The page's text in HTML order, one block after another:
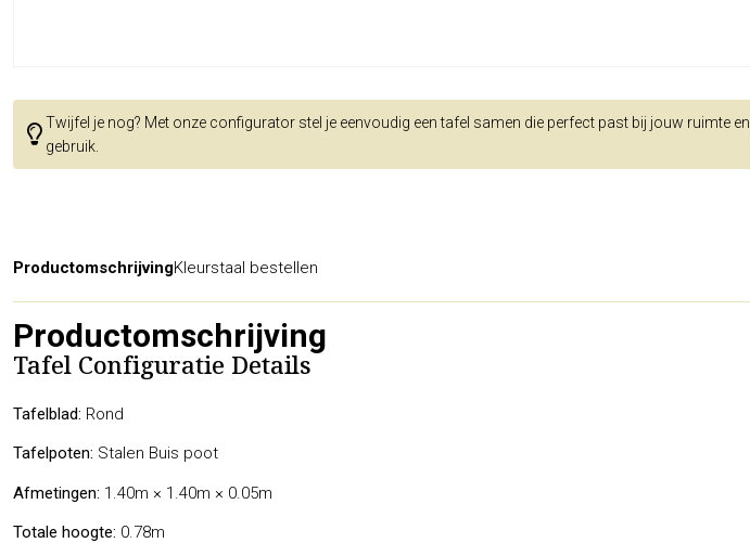
Twijfel je nog? Met onze configurator stel je eenvoudig een tafel samen die perfect past bij jouw ruimte en
gebruik.
ProductomschrijvingKleurstaal bestellen
Productomschrijving
Tafel Configuratie Details
Tafelblad: Rond
Tafelpoten: Stalen Buis poot
Afmetingen: 1.40m × 1.40m × 0.05m
Totale hoogte: 0.78m